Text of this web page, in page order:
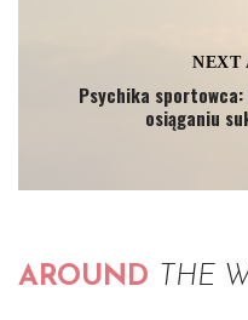
NEXT
Psychika
osiąganiu
AROUND THE